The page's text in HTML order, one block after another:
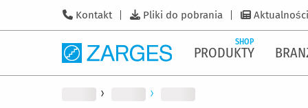
Kontakt Pliki do pobrania Aktualności
PRODUKTY
SHOP